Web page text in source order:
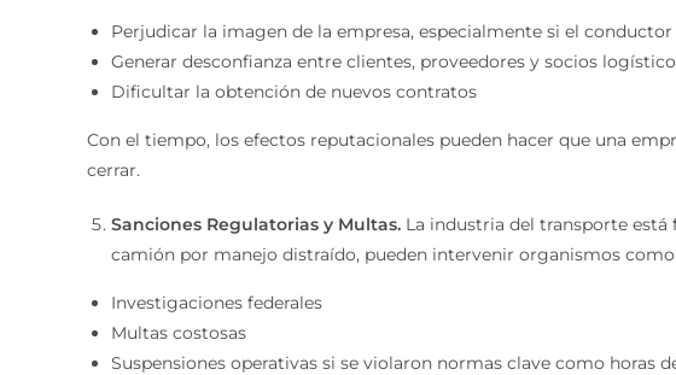
Perjudicar la imagen de la empresa, especialmente si el
Generar desconfianza entre clientes, proveedores y socios
Dificultar la obtención de nuevos contratos
Con el tiempo, los efectos reputacionales pueden hacer que una
cerrar.
Sanciones Regulatorias y Multas. La industria del transporte
camión por manejo distraído, pueden intervenir organismos como
Investigaciones federales
Multas costosas
Suspensiones operativas si se violaron normas clave como horas